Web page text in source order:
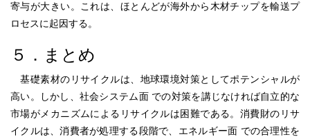
寄与が大きい。これは、ほとんどが海外から木材チップを輸送プ
ロセスに起因する。
５．まとめ
基礎素材のリサイクルは、地球環境対策としてポテンシャルが
高い。しかし、社会システム面 での対策を講じなければ自立的な
市場がメカニズムによるリサイクルは困難である。消費財のリサ
イクルは、消費者が処理する段階で、エネルギー面 での合理性を